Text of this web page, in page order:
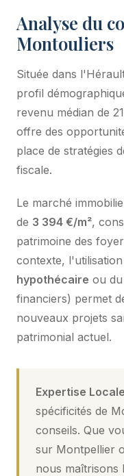
Analyse du
Montouliers
Située dans
profil
revenu médian de
offre des
place de stratégies
fiscale.
Le marché
de 3 394 €/m²,
patrimoine des
contexte,
hypothécaire ou du
financiers) permet
nouveaux projets
patrimonial actuel.
Expertise
spécificités de
conseils. Que
sur Montpellier
nous maîtrisons